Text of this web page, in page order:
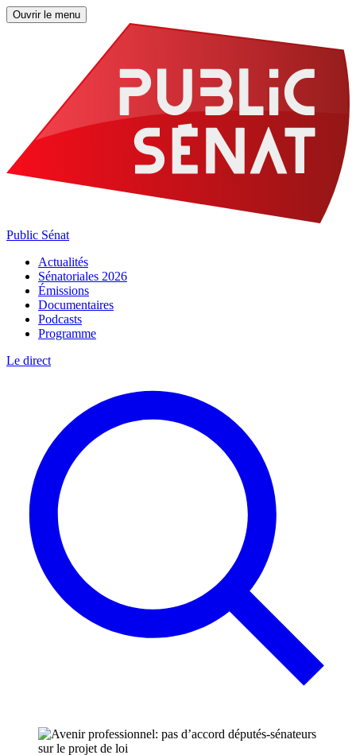
Ouvrir le menu
Public Sénat
Actualités
Sénatoriales 2026
Émissions
Documentaires
Podcasts
Programme
Le direct